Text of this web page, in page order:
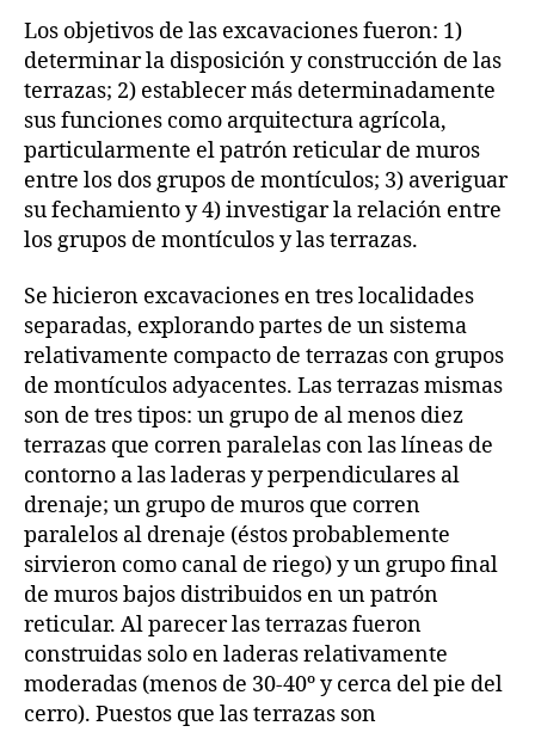
Los objetivos de las excavaciones fueron: 1)
determinar la disposición y construcción de las
terrazas; 2) establecer más determinadamente
sus funciones como arquitectura agrícola,
particularmente el patrón reticular de muros
entre los dos grupos de montículos; 3) averiguar
su fechamiento y 4) investigar la relación entre
los grupos de montículos y las terrazas.
Se hicieron excavaciones en tres localidades
separadas, explorando partes de un sistema
relativamente compacto de terrazas con grupos
de montículos adyacentes. Las terrazas mismas
son de tres tipos: un grupo de al menos diez
terrazas que corren paralelas con las líneas de
contorno a las laderas y perpendiculares al
drenaje; un grupo de muros que corren
paralelos al drenaje (éstos probablemente
sirvieron como canal de riego) y un grupo final
de muros bajos distribuidos en un patrón
reticular. Al parecer las terrazas fueron
construidas solo en laderas relativamente
moderadas (menos de 30‑40º y cerca del pie del
cerro). Puestos que las terrazas son